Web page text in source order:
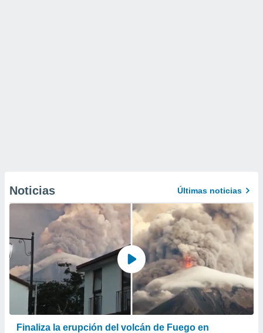
Noticias Últimas noticias
Finaliza la erupción del volcán de Fuego en